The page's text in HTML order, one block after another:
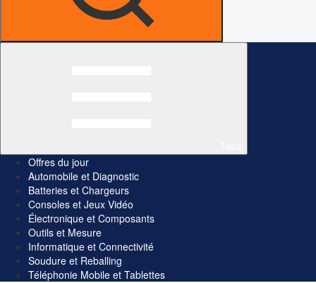
Offres du jour
Automobile et Diagnostic
Batteries et Chargeurs
Consoles et Jeux Vidéo
Électronique et Composants
Outils et Mesure
Informatique et Connectivité
Soudure et Reballing
Téléphonie Mobile et Tablettes